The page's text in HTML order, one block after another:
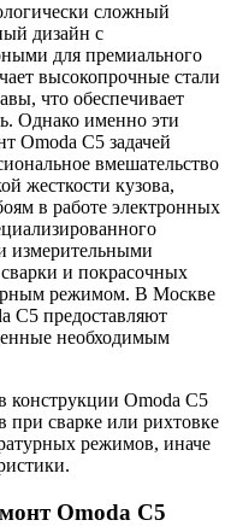
сложный
дизайн с
для премиального
высокопрочные стали
что обеспечивает
Однако именно эти
Omoda C5 задачей
вмешательство
жесткости кузова,
в работе электронных
измерительными
и покрасочных
режимом. В Москве
C5 предоставляют
необходимым
конструкции Omoda C5
при сварке или рихтовке
режимов, иначе
Omoda C5